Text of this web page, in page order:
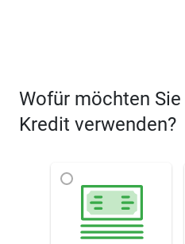
Wofür möchten
Kredit verwenden?